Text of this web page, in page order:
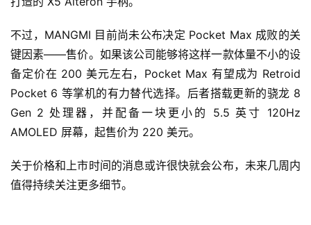
不过，MANGMI 目前尚未公布决定 Pocket Max 成败的关
键因素——售价。如果该公司能够将这样一款体量不小的设
备定价在 200 美元左右，Pocket Max 有望成为 Retroid
Pocket 6 等掌机的有力替代选择。后者搭载更新的骁龙 8
Gen 2 处理器，并配备一块更小的 5.5 英寸 120Hz
AMOLED 屏幕，起售价为 220 美元。
关于价格和上市时间的消息或许很快就会公布，未来几周内
值得持续关注更多细节。